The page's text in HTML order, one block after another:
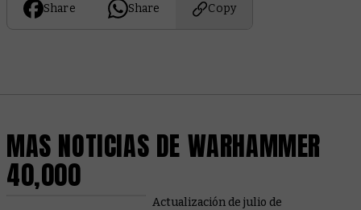
Share Share Copy
MAS NOTICIAS DE WARHAMMER
40,000
Actualización de julio de